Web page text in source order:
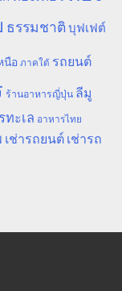
ธรรมชาติ บุฟเฟต์
นือ ภาคใต้ รถยนต์
ร้านอาหารญี่ปุ่น ลีมู
ทะเล อาหารไทย
เช่ารถยนต์ เช่ารถ